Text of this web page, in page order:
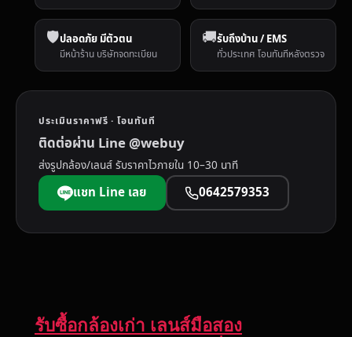
🛡️ปลอดภัย มีตัวตน
มีหน้าร้าน บริษัทจดทะเบียน
🚚รับถึงบ้าน / EMS
ทั่วประเทศ โอนทันทีหลังตรวจ
ประเมินราคาฟรี · โอนทันที
ติดต่อผ่าน Line @webuy
ส่งรูปกล้อง/เลนส์ รับราคาไวภายใน 10–30 นาที
แชท Line เลย 0642579353
รับซื้อกล้องเก่า เลนส์มือสอง